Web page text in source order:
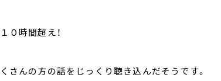
０時間超え！
さんの方の話をじっくり聴き込んだそうです。